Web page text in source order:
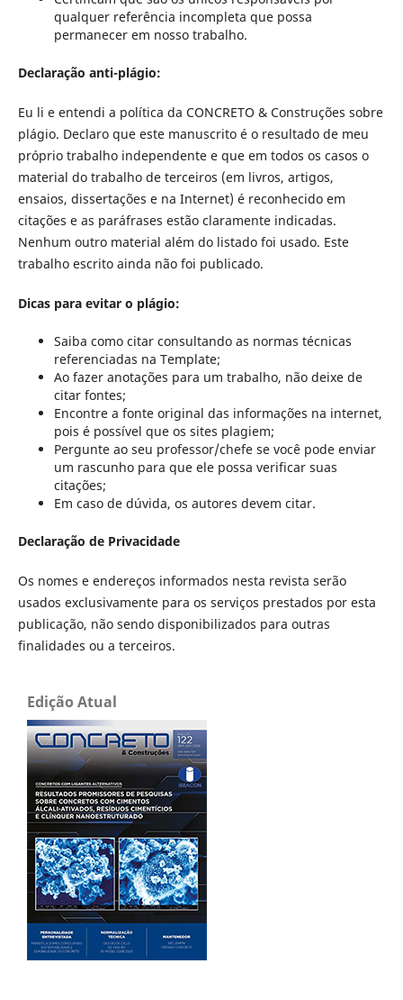
qualquer referência incompleta que possa
permanecer em nosso trabalho.
Declaração anti-plágio:
Eu li e entendi a política da CONCRETO & Construções sobre
plágio. Declaro que este manuscrito é o resultado de meu
próprio trabalho independente e que em todos os casos o
material do trabalho de terceiros (em livros, artigos,
ensaios, dissertações e na Internet) é reconhecido em
citações e as paráfrases estão claramente indicadas.
Nenhum outro material além do listado foi usado. Este
trabalho escrito ainda não foi publicado.
Dicas para evitar o plágio:
Saiba como citar consultando as normas técnicas
referenciadas na Template;
Ao fazer anotações para um trabalho, não deixe de
citar fontes;
Encontre a fonte original das informações na internet,
pois é possível que os sites plagiem;
Pergunte ao seu professor/chefe se você pode enviar
um rascunho para que ele possa verificar suas
citações;
Em caso de dúvida, os autores devem citar.
Declaração de Privacidade
Os nomes e endereços informados nesta revista serão
usados exclusivamente para os serviços prestados por esta
publicação, não sendo disponibilizados para outras
finalidades ou a terceiros.
Edição Atual